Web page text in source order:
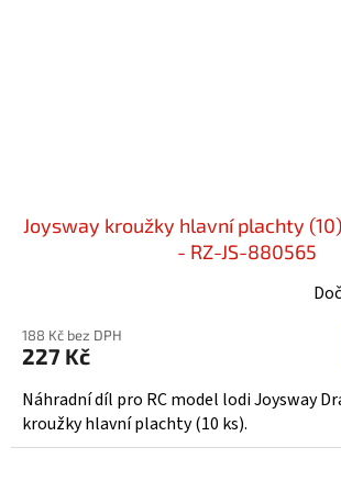
Joysway kroužky hlavní plachty
- RZ-JS-880565
188 Kč bez DPH
227 Kč
Náhradní díl pro RC model lodi Joysway
kroužky hlavní plachty (10 ks).